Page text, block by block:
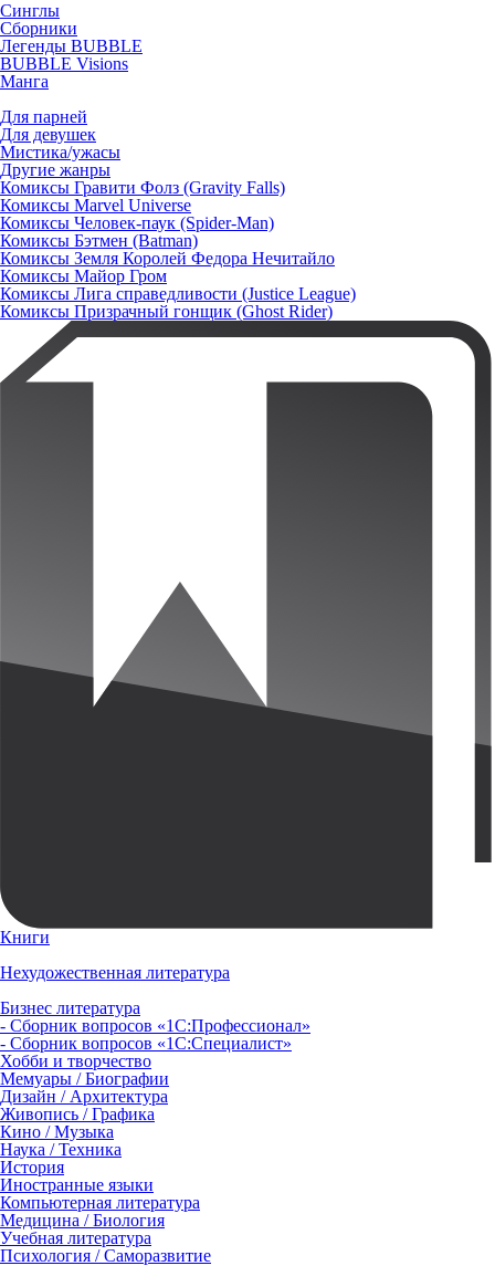
Синглы
Сборники
Легенды BUBBLE
BUBBLE Visions
Манга
Для парней
Для девушек
Мистика/ужасы
Другие жанры
Комиксы Гравити Фолз (Gravity Falls)
Комиксы Marvel Universe
Комиксы Человек-паук (Spider-Man)
Комиксы Бэтмен (Batman)
Комиксы Земля Королей Федора Нечитайло
Комиксы Майор Гром
Комиксы Лига справедливости (Justice League)
Комиксы Призрачный гонщик (Ghost Rider)
Книги
Нехудожественная литература
Бизнес литература
- Сборник вопросов «1С:Профессионал»
- Сборник вопросов «1С:Специалист»
Хобби и творчество
Мемуары / Биографии
Дизайн / Архитектура
Живопись / Графика
Кино / Музыка
Наука / Техника
История
Иностранные языки
Компьютерная литература
Медицина / Биология
Учебная литература
Психология / Саморазвитие